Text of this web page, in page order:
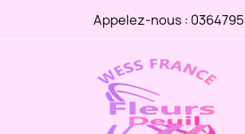
Appelez-nous :